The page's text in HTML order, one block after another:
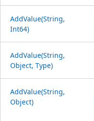
AddValue(String,
Int64)
AddValue(String,
Object, Type)
AddValue(String,
Object)